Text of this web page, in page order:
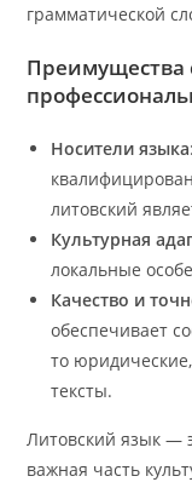
грамматической
Преимущества
Носители языка
литовский
Культурная
локальные
Качество и
обеспечивает
то
тексты.
Литовский язык —
важная часть